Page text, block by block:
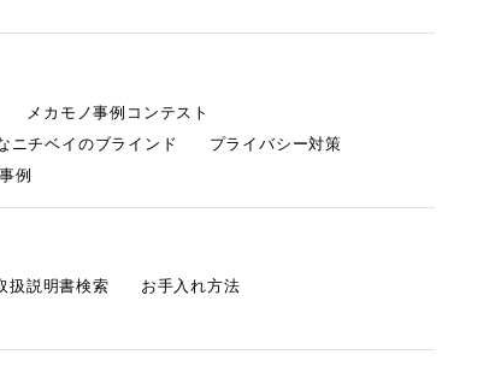
メカモノ事例コンテスト
ニチベイのブラインド
プライバシー対策
例
扱説明書検索
お手入れ方法